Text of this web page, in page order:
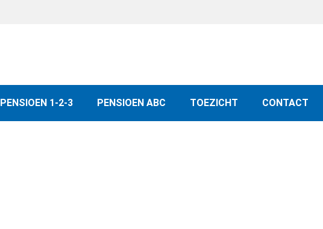
PENSIOEN 1-2-3 PENSIOEN ABC TOEZICHT CONTACT